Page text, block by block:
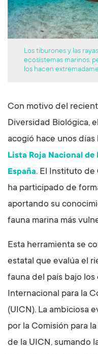
Los tiburones y las
ecosistemas marinos,
los hacen
Con motivo del
Diversidad Biológica,
acogió hace unos
Lista Roja Nacional de
España. El Instituto de
ha participado de
aportando su
fauna marina más
Esta herramienta se
estatal que evalúa el
fauna del país bajo
Internacional para la
(UICN). La ambiciosa
por la Comisión para
de la UICN, sumando